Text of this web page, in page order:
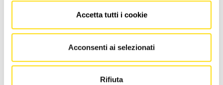
Accetta tutti i cookie
Acconsenti ai selezionati
Rifiuta
Razza (Lega): “Piazza Libertà va
chiusa”, Vaccarezza [...]
27 Maggio 2026